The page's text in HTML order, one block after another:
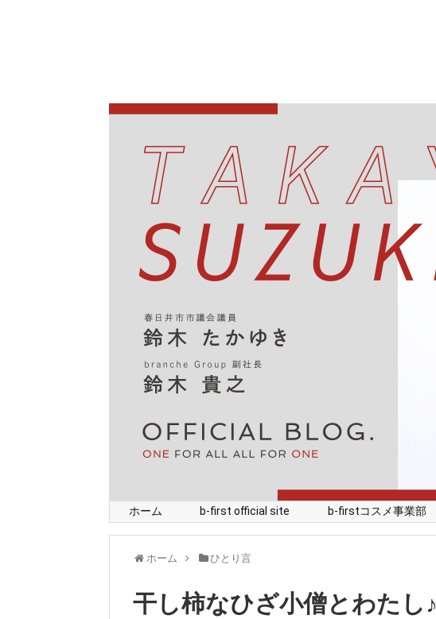
ホーム b-first official site b-firstコスメ事業部
ホーム ひとり言
干し柿なひざ小僧とわたし♪